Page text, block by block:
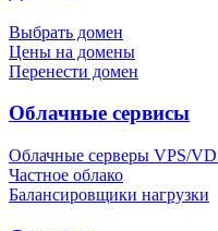
Выбрать домен
Цены на домены
Перенести домен
Облачные сервисы
Облачные серверы VPS/
Частное облако
Балансировщики нагрузки